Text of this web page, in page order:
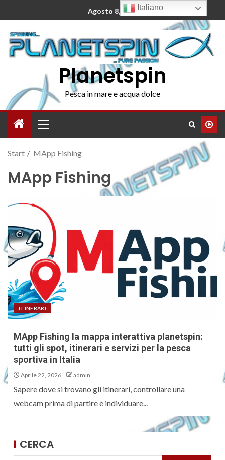
Agosto 8, 2026
Planetspin
Pesca in mare e acqua dolce
Start MApp Fishing
MApp Fishing
ITINERARI
MApp Fishing la mappa interattiva planetspin:
tutti gli spot, itinerari e servizi per la pesca
sportiva in Italia
Aprile 22, 2026 admin
Sapere dove si trovano gli itinerari, controllare una
webcam prima di partire e individuare...
CERCA
Italiano